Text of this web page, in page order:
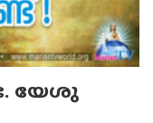
യേശു